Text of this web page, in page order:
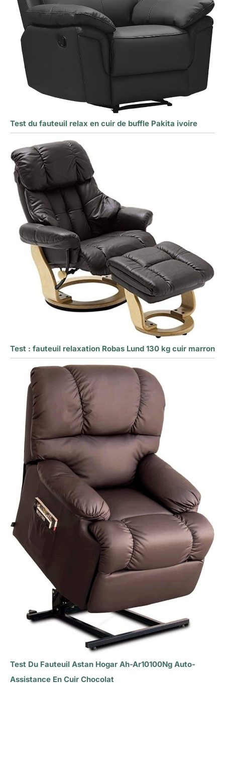
Test du fauteuil relax en cuir de buffle Pakita ivoire
Test : fauteuil relaxation Robas Lund 130 kg cuir marron
Test Du Fauteuil Astan Hogar Ah-Ar10100Ng Auto-
Assistance En Cuir Chocolat